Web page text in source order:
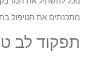
מתכנתים את הטיפול
תפקוד לב